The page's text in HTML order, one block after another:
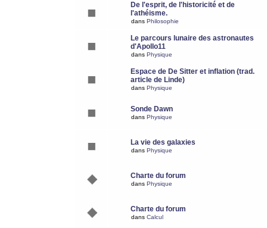
De l'esprit, de l'historicité et de
l'athéisme.
dans Philosophie
Le parcours lunaire des astronautes
d'Apollo11
dans Physique
Espace de De Sitter et inflation (trad.
article de Linde)
dans Physique
Sonde Dawn
dans Physique
La vie des galaxies
dans Physique
Charte du forum
dans Physique
Charte du forum
dans Calcul